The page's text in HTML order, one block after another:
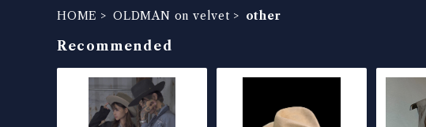
HOME OLDMAN on velvet other
Recommended